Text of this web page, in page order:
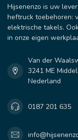
Hijsenenzo is uw
heftruck toebehoren:
elektrische takels.
in onze eigen
Van der
3241 ME
Nederland
0187 201 635